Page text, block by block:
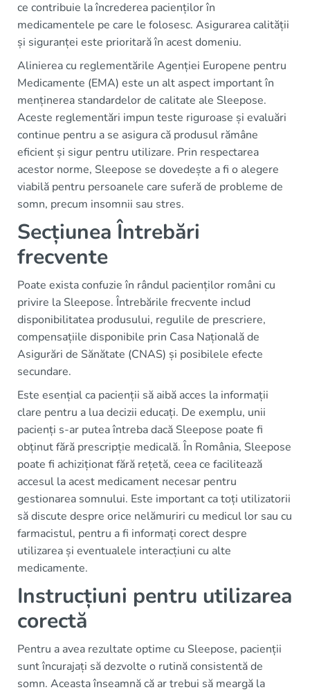
ce contribuie la încrederea pacienților în
medicamentele pe care le folosesc. Asigurarea calității
și siguranței este prioritară în acest domeniu.
Alinierea cu reglementările Agenției Europene pentru
Medicamente (EMA) este un alt aspect important în
menținerea standardelor de calitate ale Sleepose.
Aceste reglementări impun teste riguroase și evaluări
continue pentru a se asigura că produsul rămâne
eficient și sigur pentru utilizare. Prin respectarea
acestor norme, Sleepose se dovedește a fi o alegere
viabilă pentru persoanele care suferă de probleme de
somn, precum insomnii sau stres.
Secțiunea Întrebări
frecvente
Poate exista confuzie în rândul pacienților români cu
privire la Sleepose. Întrebările frecvente includ
disponibilitatea produsului, regulile de prescriere,
compensațiile disponibile prin Casa Națională de
Asigurări de Sănătate (CNAS) și posibilele efecte
secundare.
Este esențial ca pacienții să aibă acces la informații
clare pentru a lua decizii educați. De exemplu, unii
pacienți s-ar putea întreba dacă Sleepose poate fi
obținut fără prescripție medicală. În România, Sleepose
poate fi achiziționat fără rețetă, ceea ce facilitează
accesul la acest medicament necesar pentru
gestionarea somnului. Este important ca toți utilizatorii
să discute despre orice nelămuriri cu medicul lor sau cu
farmacistul, pentru a fi informați corect despre
utilizarea și eventualele interacțiuni cu alte
medicamente.
Instrucțiuni pentru utilizarea
corectă
Pentru a avea rezultate optime cu Sleepose, pacienții
sunt încurajați să dezvolte o rutină consistentă de
somn. Aceasta înseamnă că ar trebui să meargă la